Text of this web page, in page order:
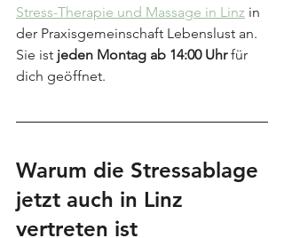
Stress-Therapie und Massage in Linz in
der Praxisgemeinschaft Lebenslust an.
Sie ist jeden Montag ab 14:00 Uhr für
dich geöffnet.
Warum die Stressablage
jetzt auch in Linz
vertreten ist